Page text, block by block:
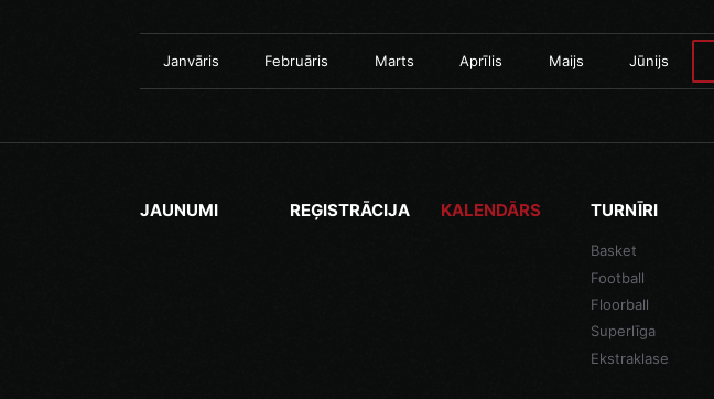
Janvāris Februāris Marts Aprīlis Maijs Jūnijs
JAUNUMI REĢISTRĀCIJA KALENDĀRS TURNĪRI
Basket
Football
Floorball
Superlīga
Ekstraklase